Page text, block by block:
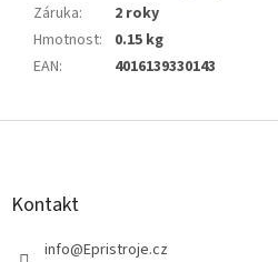
Záruka:
2 roky
Hmotnost:
0.15 kg
EAN: 4016139330143
Z
Kontakt
info@Epristroje.cz